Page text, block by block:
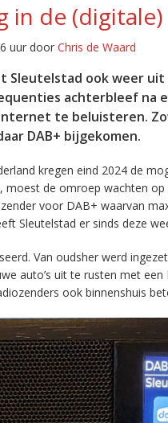
in de
uur door Chris de Waard
Sleutelstad ook weer
achterbleef na
te beluisteren.
DAB+ bijgekomen.
kregen eind 2024 de
de omroep wachten
voor DAB+ waarvan
Sleutelstad er sinds deze
Van oudsher werd
auto’s uit te rusten met
ook binnenshuis